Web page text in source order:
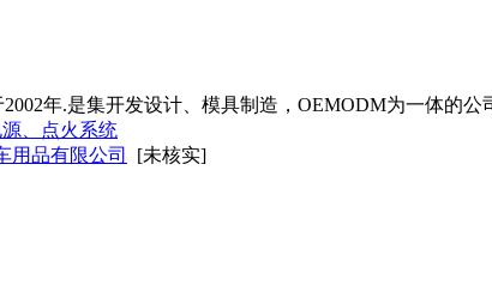
年.是集开发设计、模具制造，OEMODM为一体的
源、点火系统
用品有限公司 [未核实]